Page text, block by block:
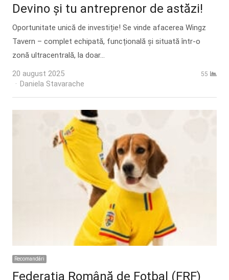
Devino și tu antreprenor de astăzi!
Oportunitate unică de investiție! Se vinde afacerea Wingz
Tavern – complet echipată, funcțională și situată într-o
zonă ultracentrală, la doar…
20 august 2025
Author
Daniela Stavarache
55
Recomandări
Federația Română de Fotbal (FRF)